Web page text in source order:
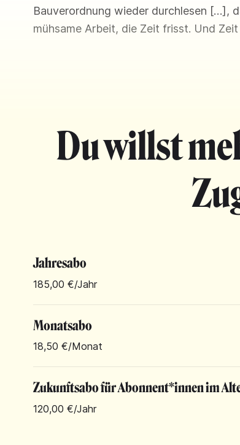
Bauverordnung wieder durchlesen […],
mühsame Arbeit, die Zeit frisst. Und Zeit
Du willst
Jahresabo
185,00 €/Jahr
Monatsabo
18,50 €/Monat
Zukunftsabo für Abonnent*innen im
120,00 €/Jahr